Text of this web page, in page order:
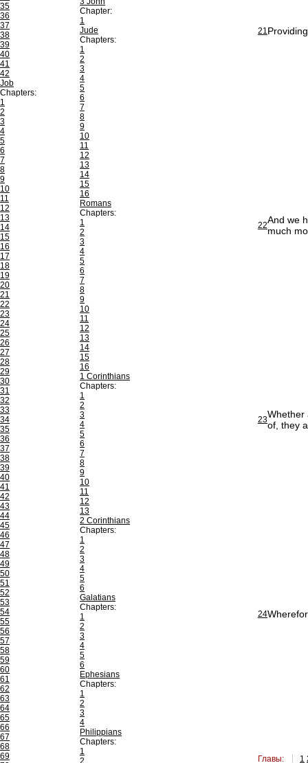
35
36
37
38
39
40
41
42
Job
Chapters:
1
2
3
4
5
6
7
8
9
10
11
12
13
14
15
16
17
18
19
20
21
22
23
24
25
26
27
28
29
30
31
32
33
34
35
36
37
38
39
40
41
42
43
44
45
46
47
48
49
50
51
52
53
54
55
56
57
58
59
60
61
62
63
64
65
66
67
68
69
Chapter:
1
Jude
Chapters:
1
2
3
4
5
6
7
8
9
10
11
12
13
14
15
16
Romans
Chapters:
1
2
3
4
5
6
7
8
9
10
11
12
13
14
15
16
1 Corinthians
Chapters:
1
2
3
4
5
6
7
8
9
10
11
12
13
2 Corinthians
Chapters:
1
2
3
4
5
6
Galatians
Chapters:
1
2
3
4
5
6
Ephesians
Chapters:
1
2
3
4
Philippians
Chapters:
1
2
21
22And we
much
23Whether
of, they
24
Главы: 1